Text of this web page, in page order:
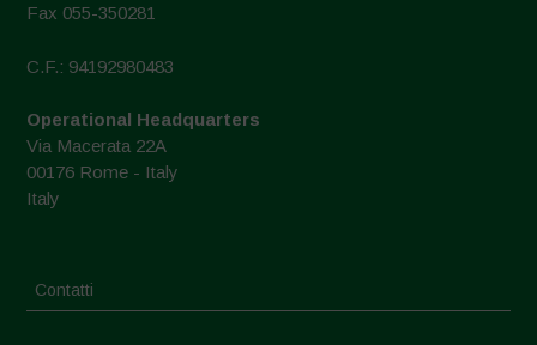
Fax 055-350281
C.F.: 94192980483
Operational Headquarters
Via Macerata 22A
00176 Rome - Italy
Italy
Contatti